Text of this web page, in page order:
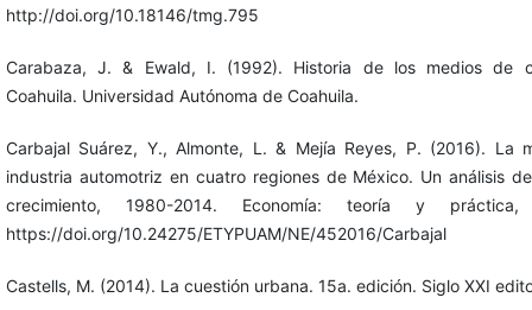
http://doi.org/10.18146/tmg.795
Carabaza, J. & Ewald, I. (1992). Historia de los medios de
Coahuila. Universidad Autónoma de Coahuila.
Carbajal Suárez, Y., Almonte, L. & Mejía Reyes, P. (2016). La
industria automotriz en cuatro regiones de México. Un análisis
crecimiento, 1980-2014. Economía: teoría y
https://doi.org/10.24275/ETYPUAM/NE/452016/Carbajal
Castells, M. (2014). La cuestión urbana. 15a. edición. Siglo XXI